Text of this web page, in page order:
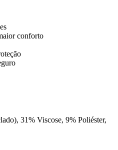
conforto
31% Viscose, 9% Poliéster,